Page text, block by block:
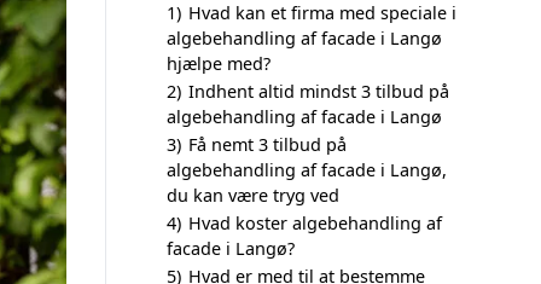
1) Hvad kan et firma med speciale i
algebehandling af facade i Langø
hjælpe med?
2) Indhent altid mindst 3 tilbud på
algebehandling af facade i Langø
3) Få nemt 3 tilbud på
algebehandling af facade i Langø,
du kan være tryg ved
4) Hvad koster algebehandling af
facade i Langø?
5) Hvad er med til at bestemme